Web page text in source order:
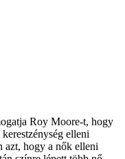
Roy Moore-t, hogy
elleni
azt, hogy a nők elleni